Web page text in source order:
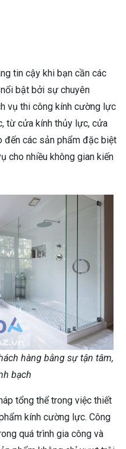
tin cậy khi bạn cần các
bật bởi sự chuyên
vụ thi công kính cường lực
từ cửa kính thủy lực, cửa
đến các sản phẩm đặc biệt
cho nhiều không gian kiến
hàng bằng sự tận tâm,
bạch
tổng thể trong việc thiết
kính cường lực. Công
quá trình gia công và